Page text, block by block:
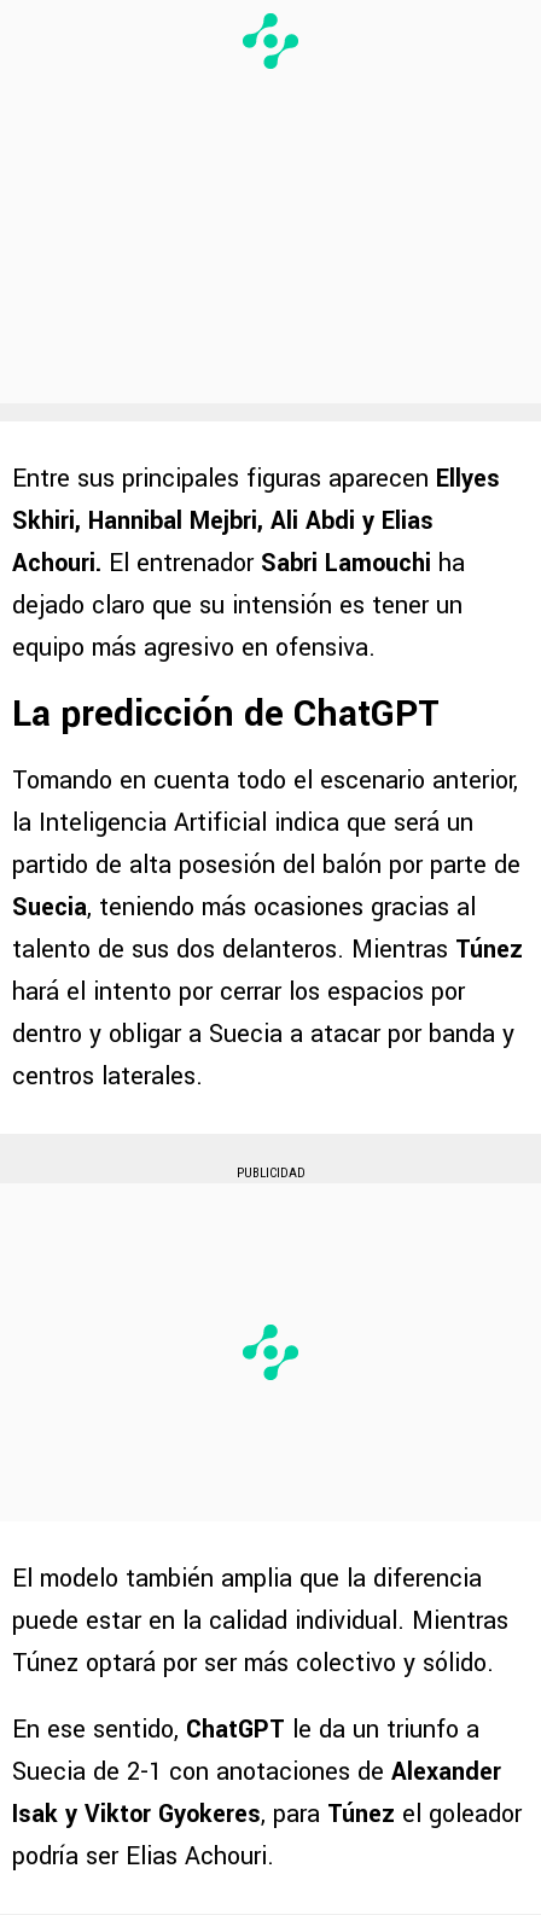
Entre sus principales figuras aparecen Ellyes
Skhiri, Hannibal Mejbri, Ali Abdi y Elias
Achouri. El entrenador Sabri Lamouchi ha
dejado claro que su intensión es tener un
equipo más agresivo en ofensiva.
La predicción de ChatGPT
Tomando en cuenta todo el escenario anterior,
la Inteligencia Artificial indica que será un
partido de alta posesión del balón por parte de
Suecia, teniendo más ocasiones gracias al
talento de sus dos delanteros. Mientras Túnez
hará el intento por cerrar los espacios por
dentro y obligar a Suecia a atacar por banda y
centros laterales.
PUBLICIDAD
El modelo también amplia que la diferencia
puede estar en la calidad individual. Mientras
Túnez optará por ser más colectivo y sólido.
En ese sentido, ChatGPT le da un triunfo a
Suecia de 2-1 con anotaciones de Alexander
Isak y Viktor Gyokeres, para Túnez el goleador
podría ser Elias Achouri.